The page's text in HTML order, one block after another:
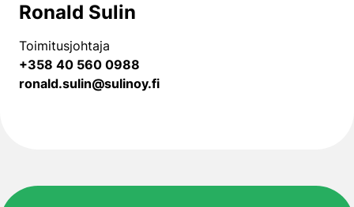
Ronald Sulin
Toimitusjohtaja
+358 40 560 0988
ronald.sulin@sulinoy.fi